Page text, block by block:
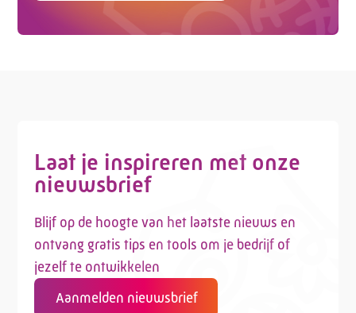
Laat je inspireren met onze
nieuwsbrief
Blijf op de hoogte van het laatste nieuws en
ontvang gratis tips en tools om je bedrijf of
jezelf te ontwikkelen
Aanmelden nieuwsbrief